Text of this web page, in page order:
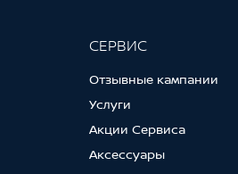
СЕРВИС
Отзывные кампании
Услуги
Акции Сервиса
Аксессуары